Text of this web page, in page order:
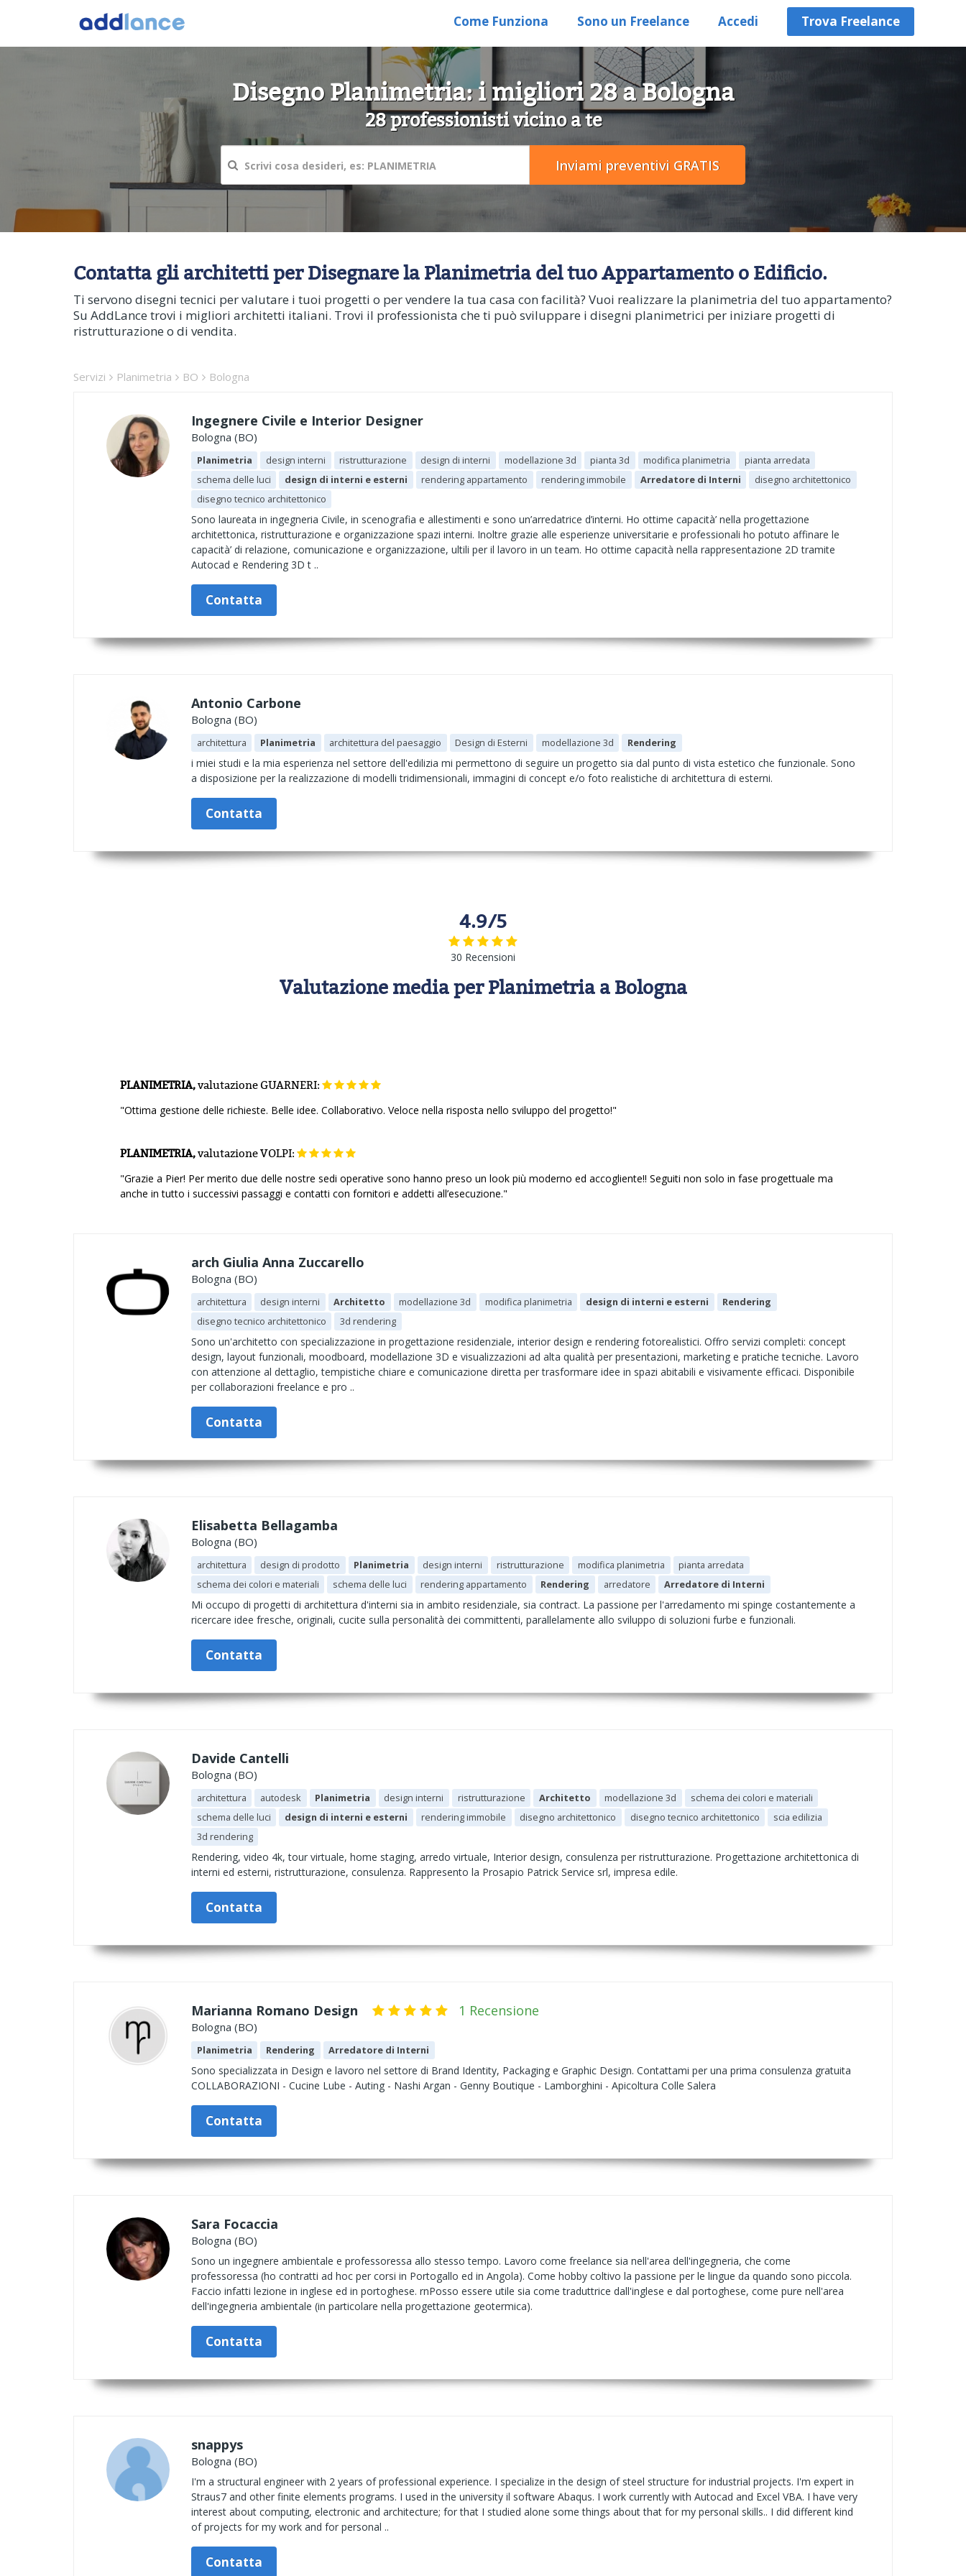
Come Funziona Sono un Freelance Accedi Trova Freelance
Disegno Planimetria: i migliori 28 a Bologna
28 professionisti vicino a te
Contatta gli architetti per Disegnare la Planimetria del tuo Appartamento o Edificio.
Ti servono disegni tecnici per valutare i tuoi progetti o per vendere la tua casa con facilità? Vuoi realizzare la planimetria del tuo appartamento?
Su AddLance trovi i migliori architetti italiani. Trovi il professionista che ti può sviluppare i disegni planimetrici per iniziare progetti di
ristrutturazione o di vendita.
Servizi Planimetria BO Bologna
Ingegnere Civile e Interior Designer
Bologna (BO)
Planimetria design interni ristrutturazione design di interni modellazione 3d pianta 3d modifica planimetria
pianta arredata
schema delle luci
design di interni e esterni rendering appartamento rendering immobile Arredatore di Interni
disegno architettonico
disegno tecnico architettonico
Sono laureata in ingegneria Civile, in scenografia e allestimenti e sono un’arredatrice d’interni. Ho ottime capacità’ nella progettazione
architettonica, ristrutturazione e organizzazione spazi interni. Inoltre grazie alle esperienze universitarie e professionali ho potuto affinare le
capacità’ di relazione, comunicazione e organizzazione, ultili per il lavoro in un team. Ho ottime capacità nella rappresentazione 2D tramite
Autocad e Rendering 3D t ..
Contatta
Antonio Carbone
Bologna (BO)
architettura Planimetria architettura del paesaggio Design di Esterni modellazione 3d Rendering
i miei studi e la mia esperienza nel settore dell'edilizia mi permettono di seguire un progetto sia dal punto di vista estetico che funzionale. Sono
a disposizione per la realizzazione di modelli tridimensionali, immagini di concept e/o foto realistiche di architettura di esterni.
Contatta
4.9/5
30 Recensioni
Valutazione media per Planimetria a Bologna
PLANIMETRIA,valutazioneGUARNERI:
"Ottima gestione delle richieste. Belle idee. Collaborativo. Veloce nella risposta nello sviluppo del progetto!"
PLANIMETRIA,valutazioneVOLPI:
"Grazie a Pier! Per merito due delle nostre sedi operative sono hanno preso un look più moderno ed accogliente!! Seguiti non solo in fase progettuale ma
anche in tutto i successivi passaggi e contatti con fornitori e addetti all’esecuzione."
arch Giulia Anna Zuccarello
Bologna (BO)
architettura design interni Architetto modellazione 3d modifica planimetria design di interni e esterni
Rendering
disegno tecnico architettonico
3d rendering
Sono un'architetto con specializzazione in progettazione residenziale, interior design e rendering fotorealistici. Offro servizi completi: concept
design, layout funzionali, moodboard, modellazione 3D e visualizzazioni ad alta qualità per presentazioni, marketing e pratiche tecniche. Lavoro
con attenzione al dettaglio, tempistiche chiare e comunicazione diretta per trasformare idee in spazi abitabili e visivamente efficaci. Disponibile
per collaborazioni freelance e pro ..
Contatta
Elisabetta Bellagamba
Bologna (BO)
architettura design di prodotto Planimetria design interni ristrutturazione modifica planimetria
pianta arredata
schema dei colori e materiali
schema delle luci rendering appartamento Rendering arredatore Arredatore di Interni
Mi occupo di progetti di architettura d'interni sia in ambito residenziale, sia contract. La passione per l'arredamento mi spinge costantemente a
ricercare idee fresche, originali, cucite sulla personalità dei committenti, parallelamente allo sviluppo di soluzioni furbe e funzionali.
Contatta
Davide Cantelli
Bologna (BO)
architettura autodesk Planimetria design interni ristrutturazione Architetto modellazione 3d
schema dei colori e materiali
schema delle luci
design di interni e esterni rendering immobile disegno architettonico disegno tecnico architettonico
scia edilizia
3d rendering
Rendering, video 4k, tour virtuale, home staging, arredo virtuale, Interior design, consulenza per ristrutturazione. Progettazione architettonica di
interni ed esterni, ristrutturazione, consulenza. Rappresento la Prosapio Patrick Service srl, impresa edile.
Contatta
Marianna Romano Design 1 Recensione
Bologna (BO)
Planimetria Rendering Arredatore di Interni
Sono specializzata in Design e lavoro nel settore di Brand Identity, Packaging e Graphic Design. Contattami per una prima consulenza gratuita
COLLABORAZIONI - Cucine Lube - Auting - Nashi Argan - Genny Boutique - Lamborghini - Apicoltura Colle Salera
Contatta
Sara Focaccia
Bologna (BO)
Sono un ingegnere ambientale e professoressa allo stesso tempo. Lavoro come freelance sia nell'area dell'ingegneria, che come
professoressa (ho contratti ad hoc per corsi in Portogallo ed in Angola). Come hobby coltivo la passione per le lingue da quando sono piccola.
Faccio infatti lezione in inglese ed in portoghese. rnPosso essere utile sia come traduttrice dall'inglese e dal portoghese, come pure nell'area
dell'ingegneria ambientale (in particolare nella progettazione geotermica).
Contatta
snappys
Bologna (BO)
I'm a structural engineer with 2 years of professional experience. I specialize in the design of steel structure for industrial projects. I'm expert in
Straus7 and other finite elements programs. I used in the university il software Abaqus. I work currently with Autocad and Excel VBA. I have very
interest about computing, electronic and architecture; for that I studied alone some things about that for my personal skills.. I did different kind
of projects for my work and for personal ..
Contatta